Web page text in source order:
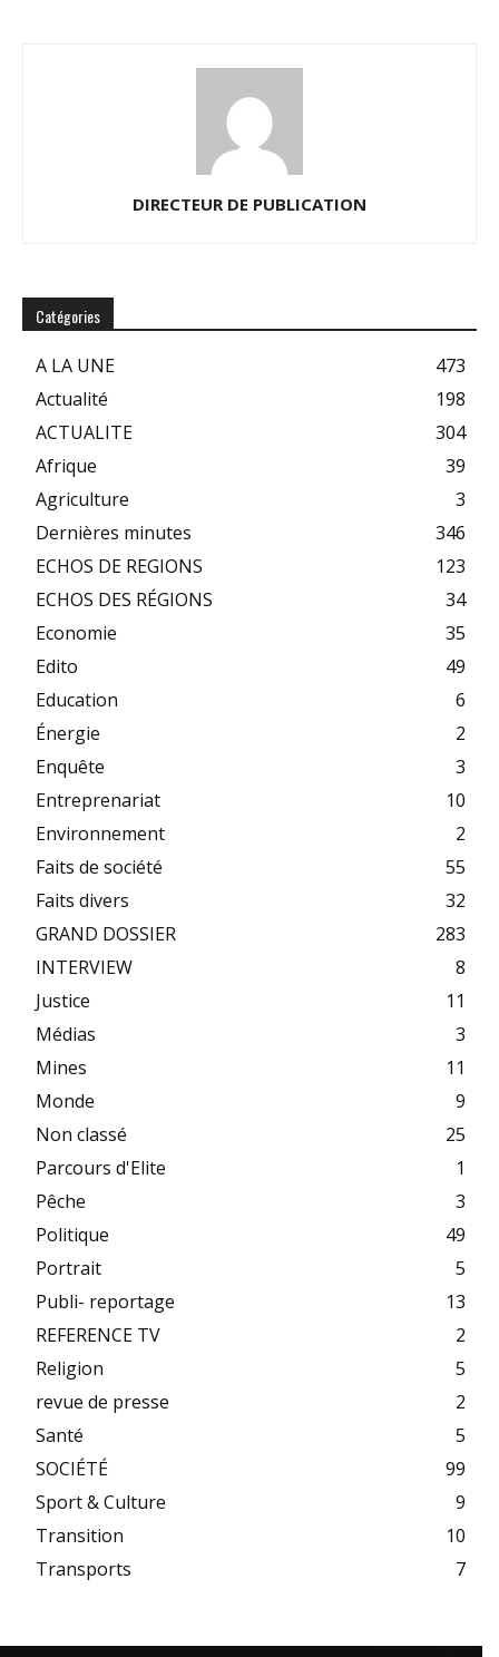
DIRECTEUR DE PUBLICATION
Catégories
A LA UNE
473
Actualité
198
ACTUALITE
304
Afrique
39
Agriculture
3
Dernières minutes
346
ECHOS DE REGIONS
123
ECHOS DES RÉGIONS
34
Economie
35
Edito
49
Education
6
Énergie
2
Enquête
3
Entreprenariat
10
Environnement
2
Faits de société
55
Faits divers
32
GRAND DOSSIER
283
INTERVIEW
8
Justice
11
Médias
3
Mines
11
Monde
9
Non classé
25
Parcours d'Elite
1
Pêche
3
Politique
49
Portrait
5
Publi- reportage
13
REFERENCE TV
2
Religion
5
revue de presse
2
Santé
5
SOCIÉTÉ
99
Sport & Culture
9
Transition
10
Transports
7